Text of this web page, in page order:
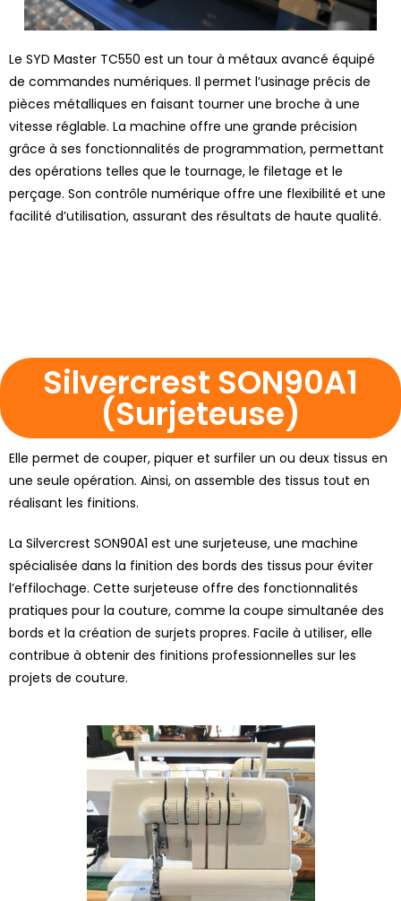
Le SYD Master TC550 est un tour à métaux avancé équipé
de commandes numériques. Il permet l’usinage précis de
pièces métalliques en faisant tourner une broche à une
vitesse réglable. La machine offre une grande précision
grâce à ses fonctionnalités de programmation, permettant
des opérations telles que le tournage, le filetage et le
perçage. Son contrôle numérique offre une flexibilité et une
facilité d’utilisation, assurant des résultats de haute qualité.
Silvercrest SON90A1
(Surjeteuse)
Elle permet de couper, piquer et surfiler un ou deux tissus en
une seule opération. Ainsi, on assemble des tissus tout en
réalisant les finitions.
La Silvercrest SON90A1 est une surjeteuse, une machine
spécialisée dans la finition des bords des tissus pour éviter
l’effilochage. Cette surjeteuse offre des fonctionnalités
pratiques pour la couture, comme la coupe simultanée des
bords et la création de surjets propres. Facile à utiliser, elle
contribue à obtenir des finitions professionnelles sur les
projets de couture.